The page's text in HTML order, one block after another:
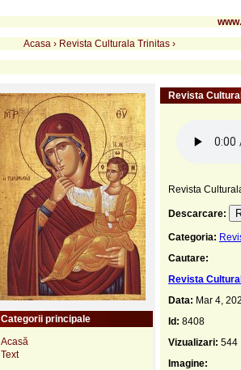
Acasa › Revista Culturala Trinitas ›
Revista
Revista
Descarcare:
Categoria:
Cautare:
Revista
Data: Mar 4,
Id: 8408
Vizualizari: 544
Imagine:
Categorii principale
Acasă
Text